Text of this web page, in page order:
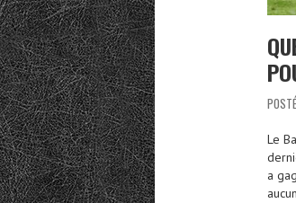
Le
a